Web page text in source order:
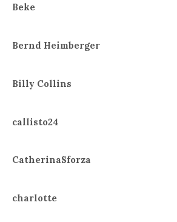
Beke
Bernd Heimberger
Billy Collins
callisto24
CatherinaSforza
charlotte